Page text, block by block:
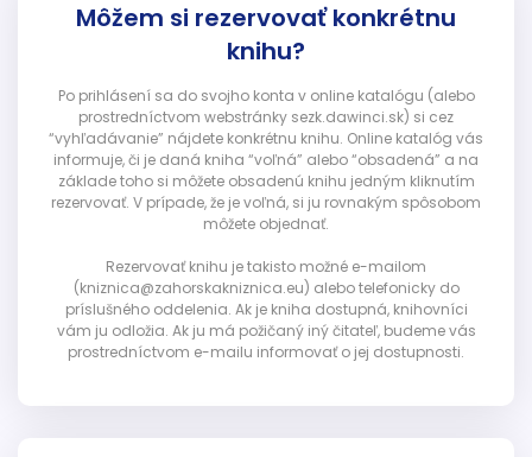
Môžem si rezervovať konkrétnu
knihu?
Po prihlásení sa do svojho konta v online katalógu (alebo
prostredníctvom webstránky sezk.dawinci.sk) si cez
“vyhľadávanie” nájdete konkrétnu knihu. Online katalóg vás
informuje, či je daná kniha “voľná” alebo “obsadená” a na
základe toho si môžete obsadenú knihu jedným kliknutím
rezervovať. V prípade, že je voľná, si ju rovnakým spôsobom
môžete objednať.
Rezervovať knihu je takisto možné e-mailom
(kniznica@zahorskakniznica.eu) alebo telefonicky do
príslušného oddelenia. Ak je kniha dostupná, knihovníci
vám ju odložia. Ak ju má požičaný iný čitateľ, budeme vás
prostredníctvom e-mailu informovať o jej dostupnosti.